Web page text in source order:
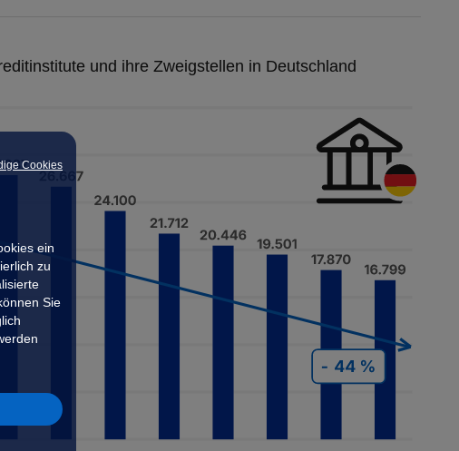
Cookies
ein
zu
Sie
und ihre Zweigstellen in Deutschland